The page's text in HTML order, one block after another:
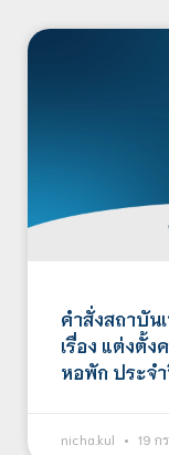
คำสั่งสถาบัน
เรื่อง แต่งตั้
หอพัก ประจ
nicha.kul 19 ก